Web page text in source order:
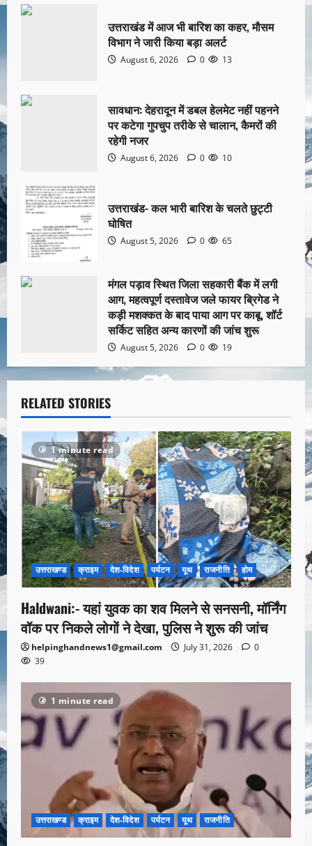
उत्तराखंड में आज भी बारिश का कहर, मौसम
विभाग ने जारी किया बड़ा अलर्ट
August 6, 2026 0 13
सावधान: देहरादून में डबल हेलमेट नहीं पहनने
पर कटेगा गुपचुप तरीके से चालान, कैमरों की
रहेगी नजर
August 6, 2026 0 10
उत्तराखंड- कल भारी बारिश के चलते छुट्टी
घोषित
August 5, 2026 0 65
मंगल पड़ाव स्थित जिला सहकारी बैंक में लगी
आग, महत्वपूर्ण दस्तावेज जले फायर ब्रिगेड ने
कड़ी मशक्कत के बाद पाया आग पर काबू, शॉर्ट
सर्किट सहित अन्य कारणों की जांच शुरू
August 5, 2026 0 19
RELATED STORIES
1 minute read
उत्तराखण्ड क्राइम देश-विदेश पर्यटन यूथ राजनीति होम
Haldwani:- यहां युवक का शव मिलने से सनसनी, मॉर्निंग
वॉक पर निकले लोगों ने देखा, पुलिस ने शुरू की जांच
helpinghandnews1@gmail.com July 31, 2026
0
39
1 minute read
उत्तराखण्ड क्राइम देश-विदेश पर्यटन यूथ राजनीति